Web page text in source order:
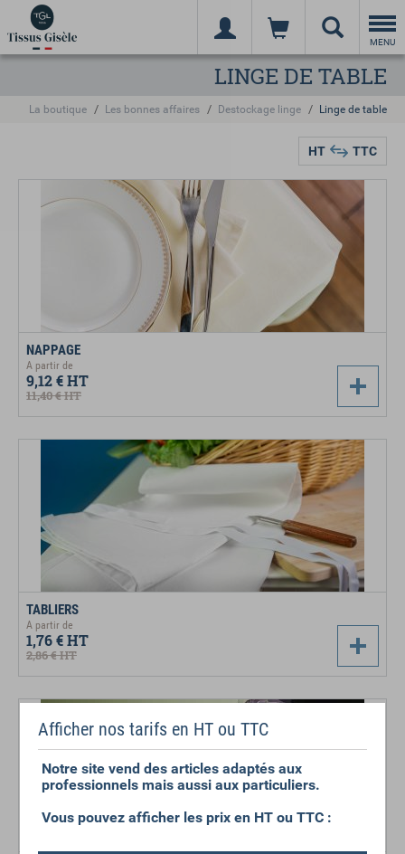
MENU
LINGE DE TABLE
La boutique Les bonnes affaires Destockage linge Linge de table
HT TTC
NAPPAGE
A partir de
9,12 €HT
11,40 €HT
TABLIERS
A partir de
1,76 €HT
2,86 €HT
Afficher nos tarifs en HT ou TTC
Notre site vend des articles adaptés aux
professionnels mais aussi aux particuliers.
Vous pouvez afficher les prix en HT ou TTC :